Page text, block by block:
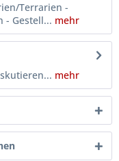
Terrarien -
- Gestell... mehr
mehr